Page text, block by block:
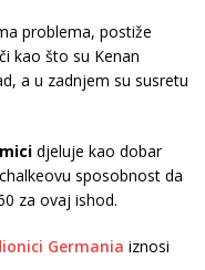
problema, postiže
kao što su Kenan
a u zadnjem su susretu
djeluje kao dobar
sposobnost da
za ovaj ishod.
Germania iznosi